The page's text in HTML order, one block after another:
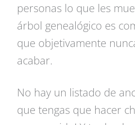
personas lo que les
árbol genealógico es
que objetivamente
acabar.
No hay un listado de
que tengas que hacer